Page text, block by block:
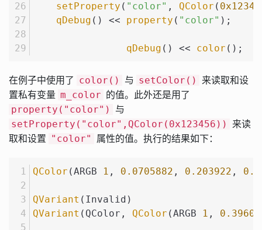
setProperty ( "color" , QColor (
qDebug () << property ( "color" );
qDebug () << color ();
在例子中使用了 color() 与 setColor()
来读取和设
置私有变量 m_color 的值。此外还是用了
property("color") 与
setProperty("color",QColor(0x123456))
来读
取和设置 "color" 属性的值。执行的结果如下：
QColor (ARGB 1 , 0.0705882 , 0.203922 ,
QVariant (Invalid)
QVariant (QColor, QColor (ARGB 1 ,